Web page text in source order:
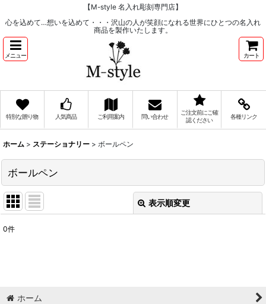
【M-style 名入れ彫刻専門店】
心を込めて…想いを込めて・・・沢山の人が笑顔になれる世界にひとつの名入れ
商品を製作いたします。
メニュー カート
特別な贈り物 人気商品 ご利用案内 問い合わせ
ご注文前にご確
認ください
各種リンク
ホーム > ステーショナリー > ボールペン
ボールペン
表示順変更
0件
ホーム